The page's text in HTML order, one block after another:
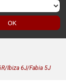
OK
Ibiza 6J/Fabia 5J